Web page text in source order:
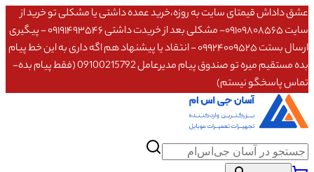
عشق داداش قیمتای سایت به روزه،خرید عمده داشتی یا مشکلی تو خرید از
سایت ۰۹۱۰۹۸۰۸۵۶۵- مشکلی بعد از خریدت داشتی ۰۹۱۹۱۴۹۳۵۴۶ - پیگیری
ارسال بستت ۰۹۹۲۴۰۰۹۵۲۵ - انتقاد یا پیشنهاد هم اگه داری به این خط پیام
بده مستقیم میره تو صندوق پیام مدیرعامل 09100215792 (فقط پیام بده-
تماس پاسخگو نیستم)